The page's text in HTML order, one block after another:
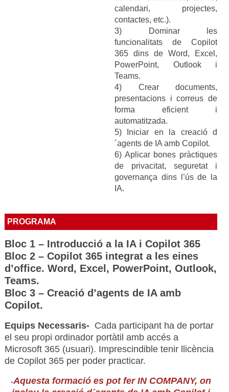
calendari, projectes,
contactes, etc.).
3) Dominar les
funcionalitats de Copilot
365 dins de Word, Excel,
PowerPoint, Outlook i
Teams.
4) Crear documents,
presentacions i correus de
forma eficient i
automatitzada.
5) Iniciar en la creació d
´agents de IA amb Copilot.
6) Aplicar bones pràctiques
de privacitat, seguretat i
governança dins l’ús de la
IA.
PROGRAMA
Bloc 1 – Introducció a la IA i Copilot 365
Bloc 2 – Copilot 365 integrat a les eines
d’office. Word, Excel, PowerPoint, Outlook,
Teams.
Bloc 3 – Creació d’agents de IA amb
Copilot.
Equips Necessaris- Cada participant ha de portar
el seu propi ordinador portàtil amb accés a
Microsoft 365 (usuari). Imprescindible tenir llicència
de Copilot 365 per poder practicar.
-Aquesta formació es pot fer IN COMPANY, on